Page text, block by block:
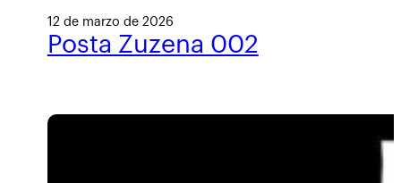
12 de marzo de 2026
Posta Zuzena 002